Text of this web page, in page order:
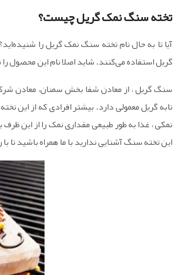
تخته سنگ نمک گریل چیست؟
آیا تا به حال نام تخته سنگ نمک گریل را
گریل استفاده می‌کنند. شاید اصلا نام این محصول
سنگ گریل ، از معادن شفا بخش سمنان، معادن
تابه گریل معمولی دارد. بیشتر افرادی که از این
نمکی ، غذا به طور طبیعی مقداری نمک را از این
این تخته سنگ آشنایی ندارید با ما همراه باشید